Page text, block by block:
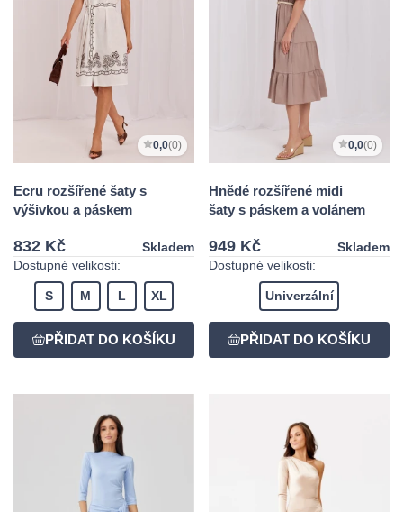
0,0(0)
Ecru rozšířené šaty s
výšivkou a páskem
832 Kč
Skladem
Dostupné velikosti:
S M L XL
0,0(0)
Hnědé rozšířené midi
šaty s páskem a volánem
949 Kč
Skladem
Dostupné velikosti:
Univerzální